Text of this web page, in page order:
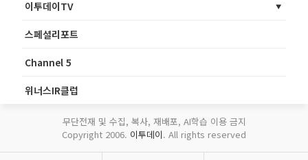
이투데이TV
스페셜리포트
Channel 5
위너스IR클럽
무단전재 및 수집, 복사, 재배포, AI학습 이용 금지
Copyright 2006. 이투데이. All rights reserved